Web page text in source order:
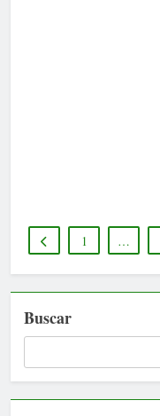
1 …
Buscar